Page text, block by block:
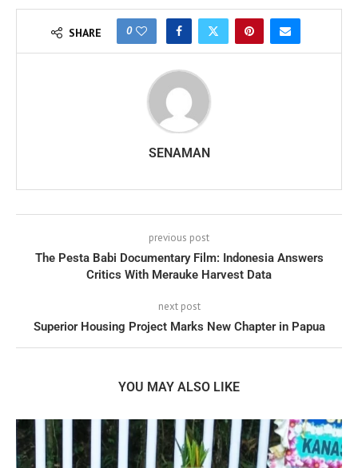
SHARE 0
SENAMAN
previous post
The Pesta Babi Documentary Film: Indonesia Answers
Critics With Merauke Harvest Data
next post
Superior Housing Project Marks New Chapter in Papua
YOU MAY ALSO LIKE